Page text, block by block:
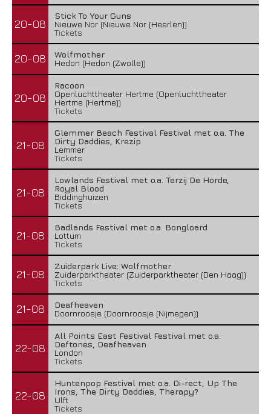
20-08
Stick To Your Guns
Nieuwe Nor (Nieuwe Nor (Heerlen))
Tickets
20-08
Wolfmother
Hedon (Hedon (Zwolle))
20-08
Racoon
Openluchttheater Hertme (Openluchttheater
Hertme (Hertme))
Tickets
21-08
Glemmer Beach Festival Festival met o.a. The
Dirty Daddies, Krezip
Lemmer
Tickets
21-08
Lowlands Festival met o.a. Terzij De Horde,
Royal Blood
Biddinghuizen
Tickets
21-08
Badlands Festival met o.a. Bongloard
Lottum
Tickets
21-08
Zuiderpark Live: Wolfmother
Zuiderparktheater (Zuiderparktheater (Den Haag))
Tickets
21-08
Deafheaven
Doornroosje (Doornroosje (Nijmegen))
22-08
All Points East Festival Festival met o.a.
Deftones, Deafheaven
London
Tickets
22-08
Huntenpop Festival met o.a. Di-rect, Up The
Irons, The Dirty Daddies, Therapy?
Ulft
Tickets